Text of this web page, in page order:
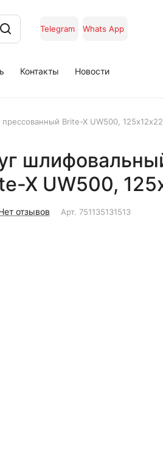
Telegram Whats App
Контакты Новости
Brite-X UW500,
X UW500,
отзывов Арт. 751135131513